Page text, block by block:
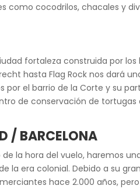
cocodrilos, chacales y
fortaleza construida por los
hasta Flag Rock nos dará
por el barrio de la Corte y su
de conservación de tortugas
/ BARCELONA
la hora del vuelo, haremos
la era colonial. Debido a su
hace 2.000 años,